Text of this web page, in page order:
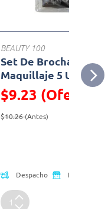
BEAUTY 100
Set De Brochas Para
Maquillaje 5
$9.23 (Oferta)
Precio reducido de
$10.26(Antes)
Despacho Retiro